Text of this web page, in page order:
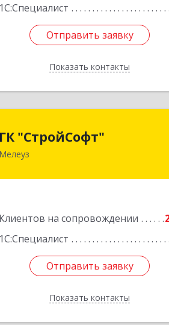
1С:Специалист
Отправить заявку
Показать контакты
Отправить заявку
Назад
ГК "СтройСофт"
Мелеуз
Клиентов на сопровождении
1С:Специалист
Отправить заявку
Показать контакты
ГК
453852, Башкортостан Респ, Мелеуз
Отправить заявку
Назад